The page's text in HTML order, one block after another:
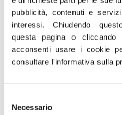
pubblicità, contenuti e
interessi.Chiudendo
questa pagina o cliccando
acconsenti usare i cookie
consultare l'informativa sulla
delNecessario
turismo,
Fdi (video)